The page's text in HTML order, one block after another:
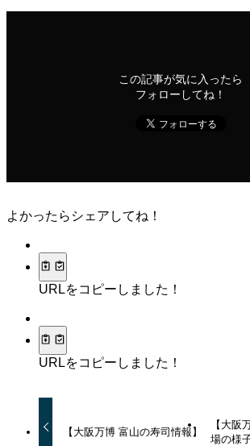
この記事が気に入ったら
フォローしてね！
よかったらシェアしてね！
URLをコピーしました！
URLをコピーしました！
【大阪万博 富山の寿司情報】
【大阪
場の様子